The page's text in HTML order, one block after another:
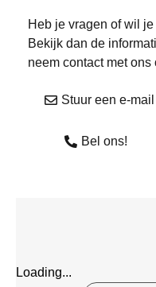
Heb je vragen of wil
Bekijk dan de
neem contact met ons
Stuur een e-mail
Bel ons!
Loading...